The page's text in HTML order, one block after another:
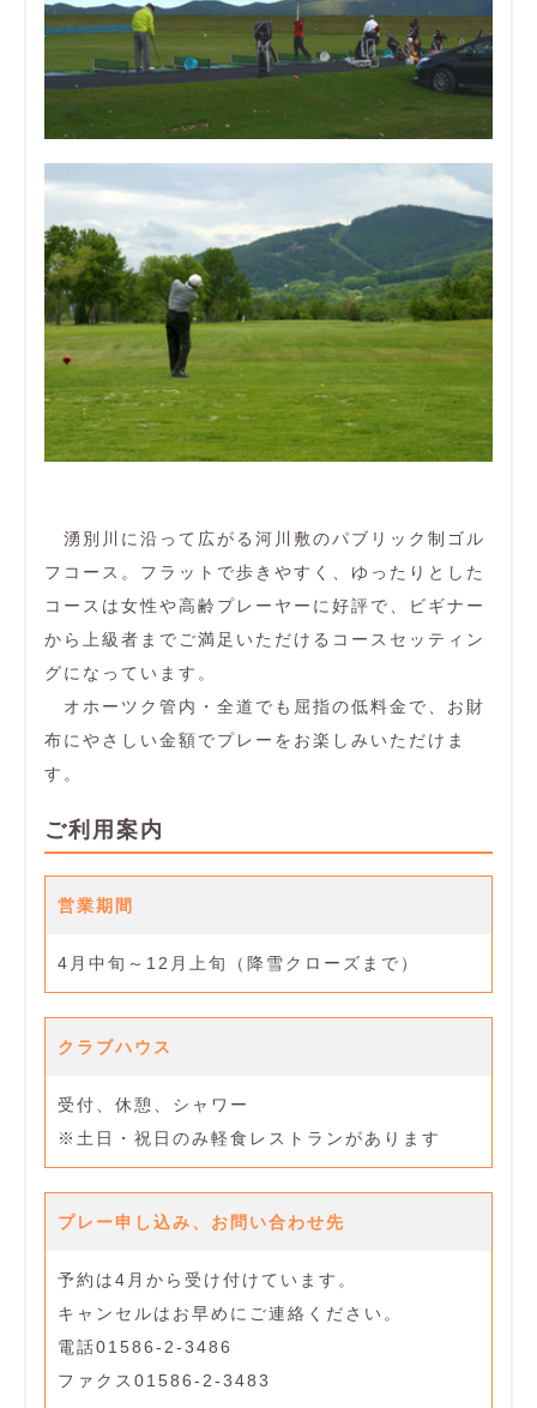
湧別川に沿って広がる河川敷のパブリック制ゴル
フコース。フラットで歩きやすく、ゆったりとした
コースは女性や高齢プレーヤーに好評で、ビギナー
から上級者までご満足いただけるコースセッティン
グになっています。
オホーツク管内・全道でも屈指の低料金で、お財
布にやさしい金額でプレーをお楽しみいただけま
す。
ご利用案内
営業期間
4月中旬～12月上旬（降雪クローズまで）
クラブハウス
受付、休憩、シャワー
※土日・祝日のみ軽食レストランがあります
プレー申し込み、お問い合わせ先
予約は4月から受け付けています。
キャンセルはお早めにご連絡ください。
電話01586-2-3486
ファクス01586-2-3483